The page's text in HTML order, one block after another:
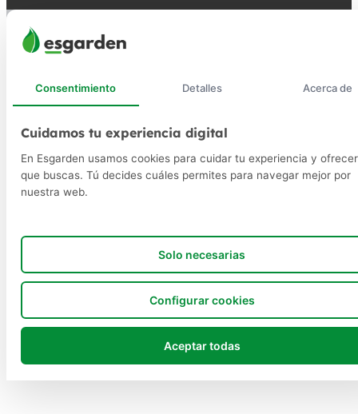
Consentimiento Detalles Acerca de
Cuidamos tu experiencia digital
En Esgarden usamos cookies para cuidar tu experiencia y
que buscas. Tú decides cuáles permites para navegar mejor por
nuestra web.
Solo necesarias
Configurar cookies
Aceptar todas